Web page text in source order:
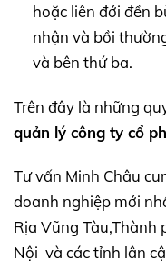
hoặc liên đới đền
nhận và bồi
và bên thứ ba.
Trên đây là những
quản lý công ty cổ
Tư vấn Minh Châu
doanh nghiệp mới
Rịa Vũng Tàu,Thành
Nội và các tỉnh lân